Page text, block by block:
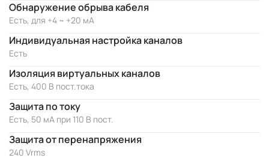
Обнаружение обрыва кабеля
Есть, для +4 ~ +20 мА
Индивидуальная настройка каналов
Есть
Изоляция виртуальных каналов
Есть, 400 В пост.тока
Защита по току
Есть, 50 мА при 110 В пост.
Защита от перенапряжения
240 Vrms